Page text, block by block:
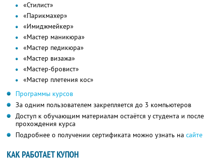
«Стилист»
«Парикмахер»
«Имиджмейкер»
«Мастер маникюра»
«Мастер педикюра»
«Мастер визажа»
«Мастер-бровист»
«Мастер плетения кос»
Программы курсов
За одним пользователем закрепляется до 3 компьютеров
Доступ к обучающим материалам остаётся у студента и после
прохождения курса
Подробнее о получении сертификата можно узнать на сайте
КАК РАБОТАЕТ КУПОН